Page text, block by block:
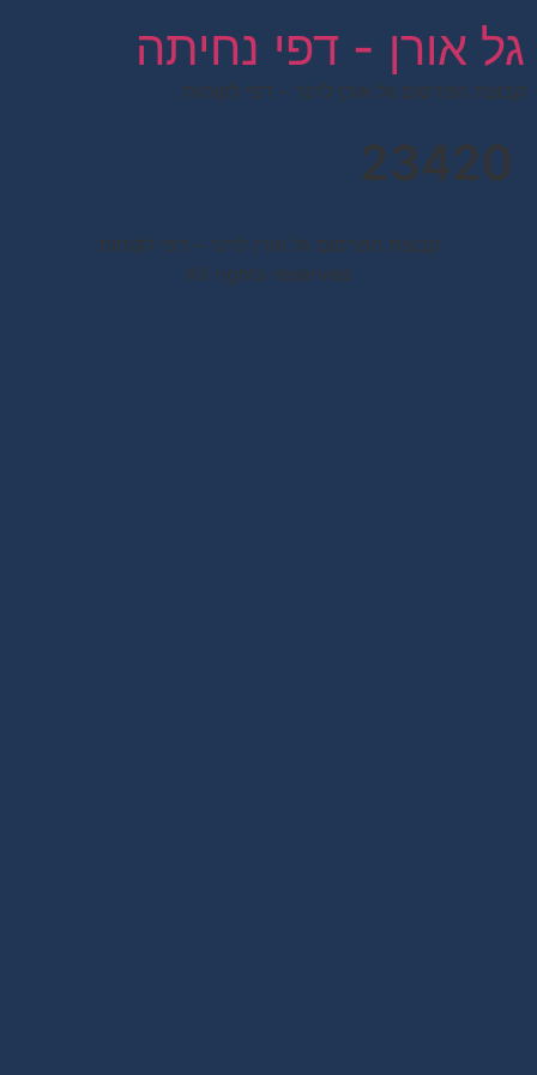
גל אורן - דפי נחיתה
קבוצת הפרסום גל אורן לרנר – דפי לקוחות
23420
קבוצת הפרסום גל אורן לרנר – דפי לקוחות
All rights reserved